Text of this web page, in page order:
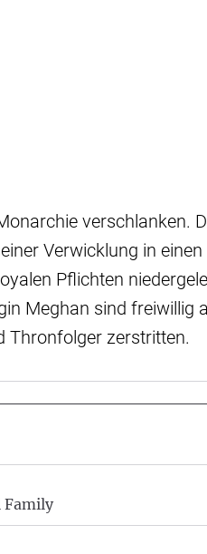
verschlanken.
Verwicklung in einen
Pflichten
Meghan sind freiwillig
Thronfolger zerstritten.
Family